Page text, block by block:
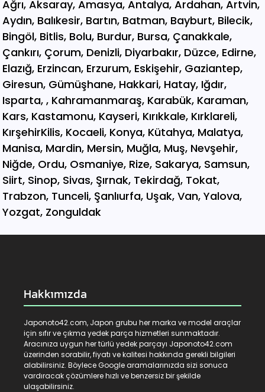
Hakkımızda
Japonoto42.com, Japon grubu her marka ve model araçlar
için sıfır ve çıkma yedek parça hizmetleri sunmaktadır.
Aracınıza uygun her türlü yedek parçayı Japonoto42.com
üzerinden sorabilir, fiyatı ve kalitesi hakkında gerekli bilgileri
alabilirsiniz. Böylece Google aramalarınızda sizi sonuca
vardıracak çözümlere hızlı ve benzersiz bir şekilde
ulaşabilirsiniz.